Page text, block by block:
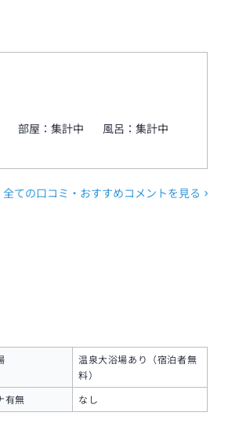
部屋：集計中 風呂：集計中
全ての口コミ・おすすめコメントを見る
温泉大浴場あり（宿泊者無
料）
有無 なし